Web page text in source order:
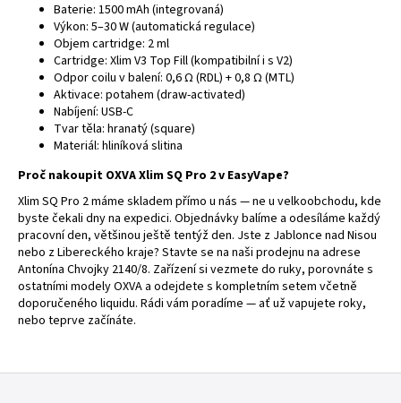
Baterie: 1500 mAh (integrovaná)
Výkon: 5–30 W (automatická regulace)
Objem cartridge: 2 ml
Cartridge: Xlim V3 Top Fill (kompatibilní i s V2)
Odpor coilu v balení: 0,6 Ω (RDL) + 0,8 Ω (MTL)
Aktivace: potahem (draw-activated)
Nabíjení: USB-C
Tvar těla: hranatý (square)
Materiál: hliníková slitina
Proč nakoupit OXVA Xlim SQ Pro 2 v EasyVape?
Xlim SQ Pro 2 máme skladem přímo u nás — ne u velkoobchodu, kde
byste čekali dny na expedici. Objednávky balíme a odesíláme každý
pracovní den, většinou ještě tentýž den. Jste z Jablonce nad Nisou
nebo z Libereckého kraje? Stavte se na naši prodejnu na adrese
Antonína Chvojky 2140/8. Zařízení si vezmete do ruky, porovnáte s
ostatními modely OXVA a odejdete s kompletním setem včetně
doporučeného liquidu. Rádi vám poradíme — ať už vapujete roky,
nebo teprve začínáte.